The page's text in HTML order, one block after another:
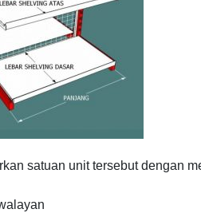
satuan unit tersebut dengan